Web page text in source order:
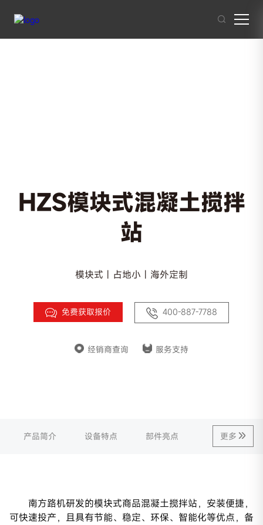
HZS模块式混凝土搅拌
站
模块式 | 占地小 | 海外定制
免费获取报价 400-887-7788
经销商查询 服务支持
产品简介 设备特点 部件亮点 更多
南方路机研发的模块式商品混凝土搅拌站，安装便捷，
可快速投产，且具有节能、稳定、环保、智能化等优点，备